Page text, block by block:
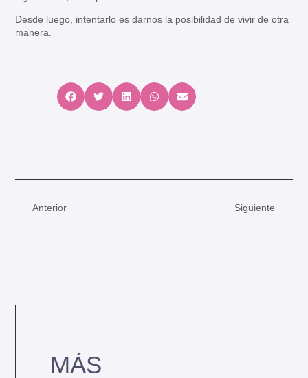
Desde luego, intentarlo es darnos la posibilidad de vivir de otra
manera.
Anterior Siguiente
MÁS